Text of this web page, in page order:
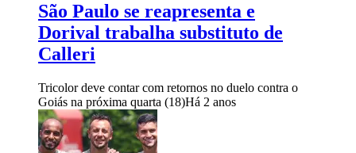
São Paulo se reapresenta e
Dorival trabalha substituto de
Calleri
Tricolor deve contar com retornos no duelo contra o
Goiás na próxima quarta (18)Há 2 anos